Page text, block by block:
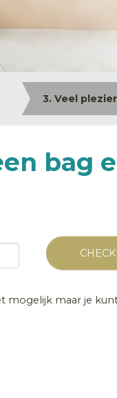
3. Veel
bag
CHECK
mogelijk maar je